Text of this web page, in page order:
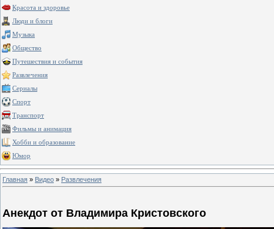
Красота и здоровье
Люди и блоги
Музыка
Общество
Путешествия и события
Развлечения
Сериалы
Спорт
Транспорт
Фильмы и анимация
Хобби и образование
Юмор
Главная » Видео » Развлечения
Анекдот от Владимира Кристовского